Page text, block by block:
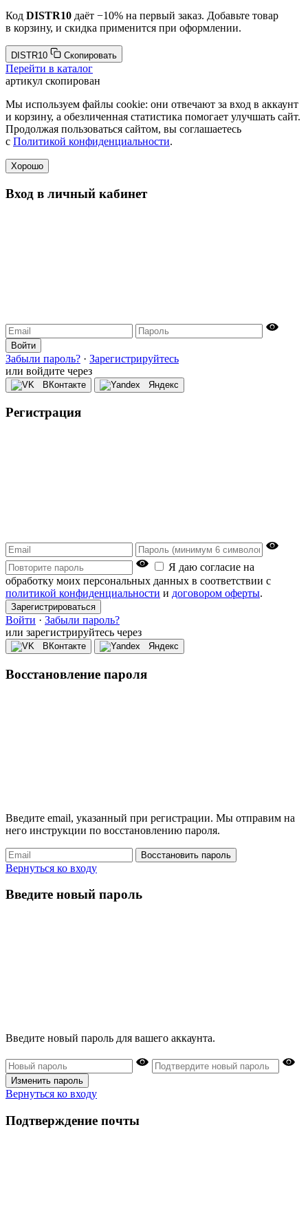
Код DISTR10 даёт −10% на первый заказ. Добавьте товар
в корзину, и скидка применится при оформлении.
DISTR10 Скопировать
Перейти в каталог
артикул скопирован
Мы используем файлы cookie: они отвечают за вход в аккаунт
и корзину, а обезличенная статистика помогает улучшать сайт.
Продолжая пользоваться сайтом, вы соглашаетесь
с Политикой конфиденциальности.
Хорошо
Вход в личный кабинет
Войти
Забыли пароль? · Зарегистрируйтесь
или войдите через
ВКонтакте Яндекс
Регистрация
Я даю согласие на
обработку моих персональных данных в соответствии с
политикой конфиденциальности и договором оферты.
Зарегистрироваться
Войти · Забыли пароль?
или зарегистрируйтесь через
ВКонтакте Яндекс
Восстановление пароля
Введите email, указанный при регистрации. Мы отправим на
него инструкции по восстановлению пароля.
Восстановить пароль
Вернуться ко входу
Введите новый пароль
Введите новый пароль для вашего аккаунта.
Изменить пароль
Вернуться ко входу
Подтверждение почты